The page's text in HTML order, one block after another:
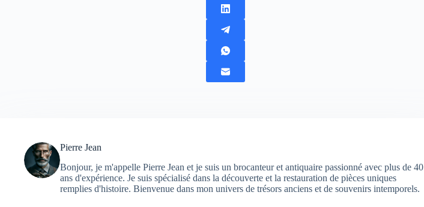
Pierre Jean
Bonjour, je m'appelle Pierre Jean et je suis un brocanteur et antiquaire passionné avec plus de 40
ans d'expérience. Je suis spécialisé dans la découverte et la restauration de pièces uniques
remplies d'histoire. Bienvenue dans mon univers de trésors anciens et de souvenirs intemporels.